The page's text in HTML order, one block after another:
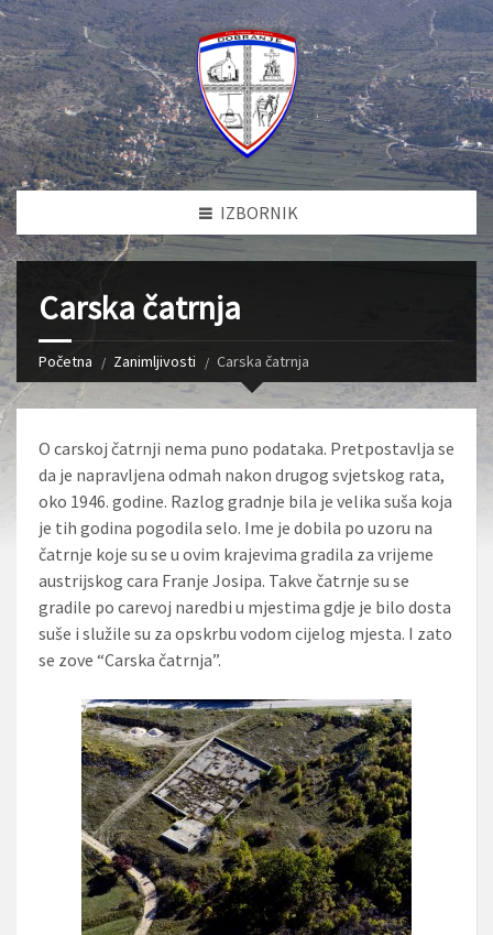
IZBORNIK
Carska čatrnja
Početna Zanimljivosti Carska čatrnja
O carskoj čatrnji nema puno podataka. Pretpostavlja se
da je napravljena odmah nakon drugog svjetskog rata,
oko 1946. godine. Razlog gradnje bila je velika suša koja
je tih godina pogodila selo. Ime je dobila po uzoru na
čatrnje koje su se u ovim krajevima gradila za vrijeme
austrijskog cara Franje Josipa. Takve čatrnje su se
gradile po carevoj naredbi u mjestima gdje je bilo dosta
suše i služile su za opskrbu vodom cijelog mjesta. I zato
se zove “Carska čatrnja”.